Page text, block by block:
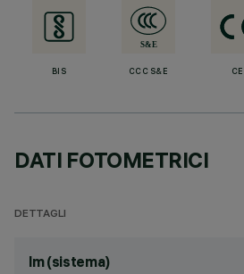
BIS CCC S&E CE
DATI FOTOMETRICI
DETTAGLI
lm (sistema)